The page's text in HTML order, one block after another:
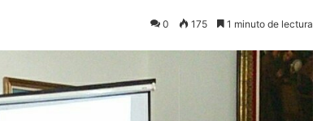
0 175 1 minuto de lectura